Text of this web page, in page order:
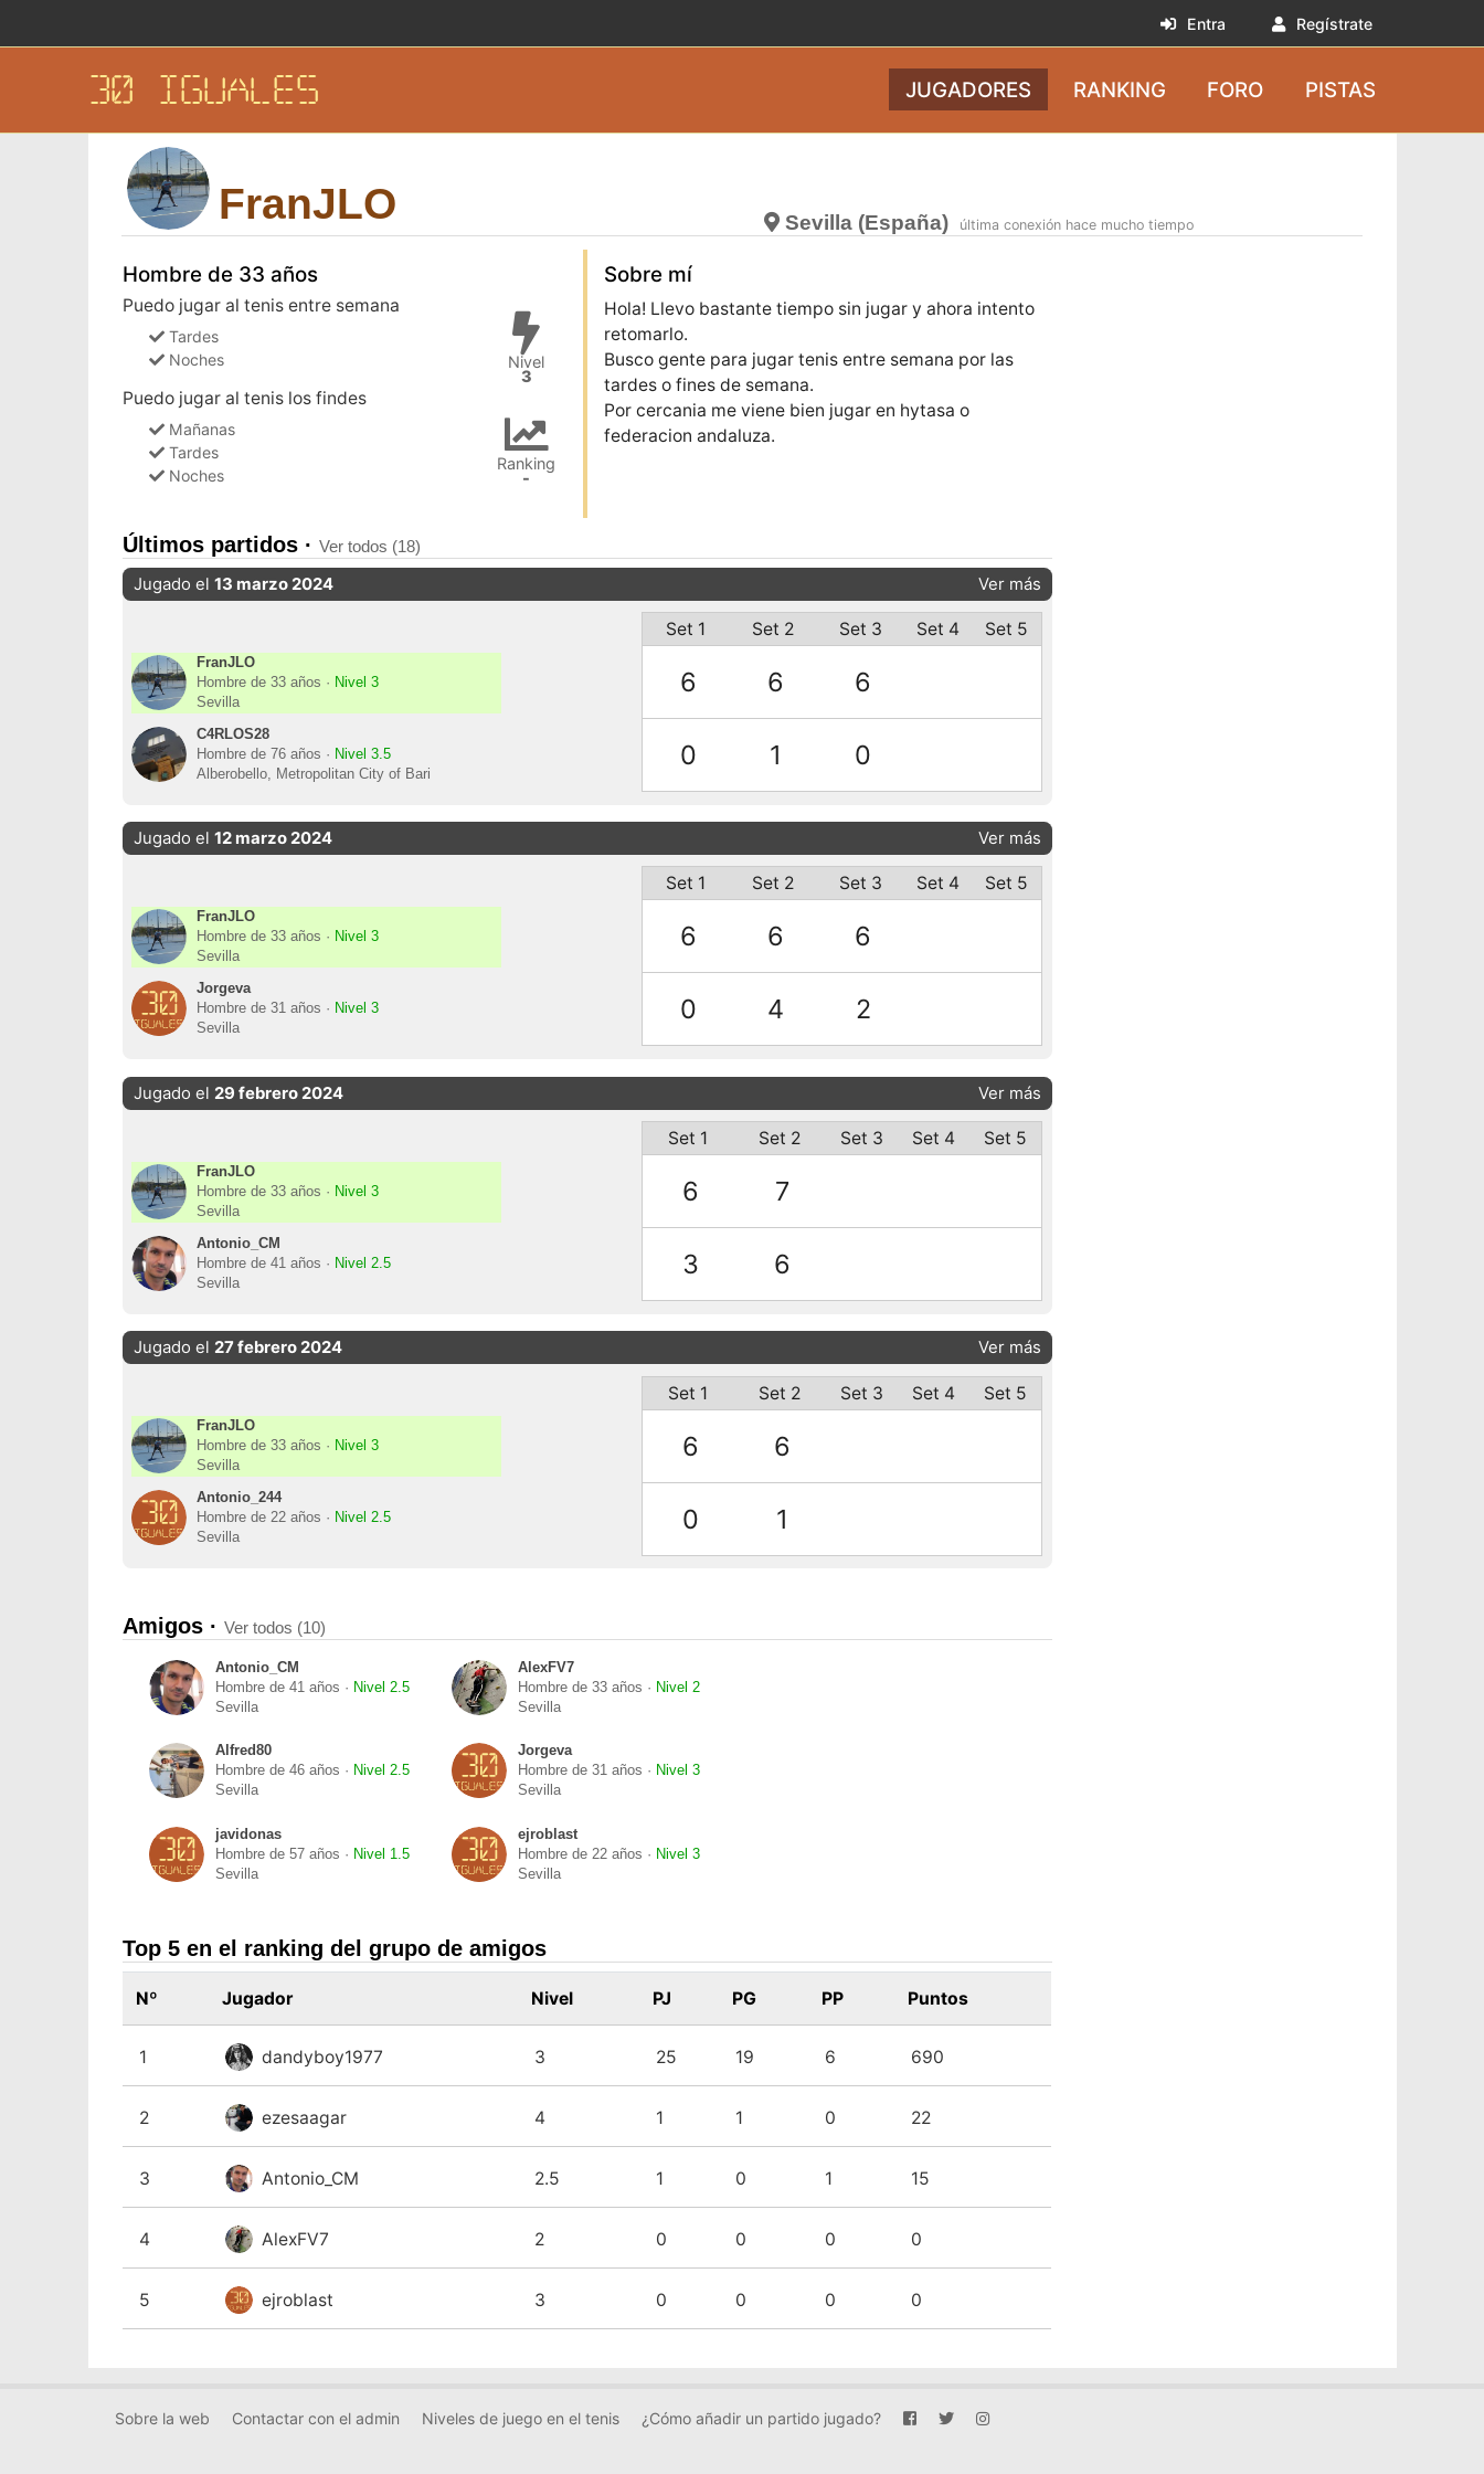
Entra Regístrate
30 IGUALES JUGADORES RANKING FORO PISTAS
FranJLO Sevilla (España) última conexión hace mucho tiempo
Hombre de 33 años
Puedo jugar al tenis entre semana
Tardes
Noches
Puedo jugar al tenis los findes
Mañanas
Tardes
Noches
Nivel
3
Ranking
-
Sobre mí
Hola! Llevo bastante tiempo sin jugar y ahora intento
retomarlo.
Busco gente para jugar tenis entre semana por las
tardes o fines de semana.
Por cercania me viene bien jugar en hytasa o
federacion andaluza.
Últimos partidos · Ver todos (18)
Jugado el 13 marzo 2024 Ver más
FranJLO
Hombre de 33 años · Nivel 3
Sevilla
C4RLOS28
Hombre de 76 años · Nivel 3.5
Alberobello, Metropolitan City of Bari
Set 1 Set 2 Set 3 Set 4 Set 5
6 6 6
0 1 0
Jugado el 12 marzo 2024 Ver más
FranJLO
Hombre de 33 años · Nivel 3
Sevilla
Jorgeva
Hombre de 31 años · Nivel 3
Sevilla
Set 1 Set 2 Set 3 Set 4 Set 5
6 6 6
0 4 2
Jugado el 29 febrero 2024 Ver más
FranJLO
Hombre de 33 años · Nivel 3
Sevilla
Antonio_CM
Hombre de 41 años · Nivel 2.5
Sevilla
Set 1 Set 2 Set 3 Set 4 Set 5
6 7
3 6
Jugado el 27 febrero 2024 Ver más
FranJLO
Hombre de 33 años · Nivel 3
Sevilla
Antonio_244
Hombre de 22 años · Nivel 2.5
Sevilla
Set 1 Set 2 Set 3 Set 4 Set 5
6 6
0 1
Amigos · Ver todos (10)
Antonio_CM
Hombre de 41 años · Nivel 2.5
Sevilla
AlexFV7
Hombre de 33 años · Nivel 2
Sevilla
Alfred80
Hombre de 46 años · Nivel 2.5
Sevilla
Jorgeva
Hombre de 31 años · Nivel 3
Sevilla
javidonas
Hombre de 57 años · Nivel 1.5
Sevilla
ejroblast
Hombre de 22 años · Nivel 3
Sevilla
Top 5 en el ranking del grupo de amigos
Nº Jugador Nivel PJ PG PP Puntos
1 dandyboy1977 3 25 19 6 690
2 ezesaagar 4 1 1 0 22
3 Antonio_CM 2.5 1 0 1 15
4 AlexFV7 2 0 0 0 0
5 ejroblast 3 0 0 0 0
Sobre la web Contactar con el admin Niveles de juego en el tenis ¿Cómo añadir un partido jugado?